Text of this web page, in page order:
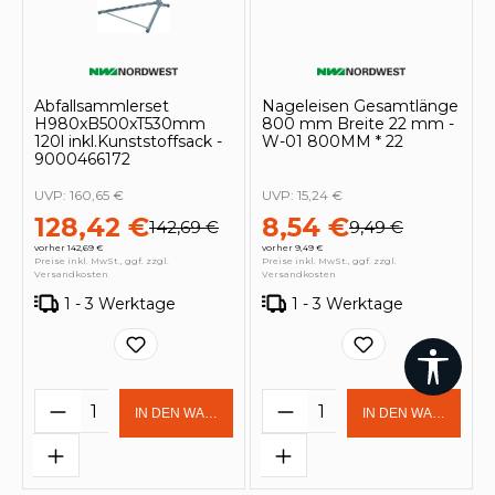
Abfallsammlerset
H980xB500xT530mm
120l inkl.Kunststoffsack -
9000466172
128,42 €142,69 €
vorher 142,69 €
UVP: 160,65 €
Preise inkl. MwSt., ggf. zzgl.
Versandkosten
1 - 3 Werktage
Produkt Anzahl: Gib den
IN DEN WARENKORB
Nageleisen Gesamtlänge
800 mm Breite 22 mm -
W-01 800MM * 22
8,54 €9,49 €
vorher 9,49 €
UVP: 15,24 €
Preise inkl. MwSt., ggf. zzgl.
Versandkosten
1 - 3 Werktage
Produkt Anzahl:
IN DEN